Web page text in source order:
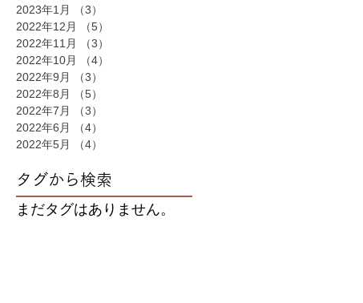
2023年1月
（3）
2022年12月
（5）
2022年11月
（3）
2022年10月
（4）
2022年9月
（3）
2022年8月
（5）
2022年7月
（3）
2022年6月
（4）
2022年5月
（4）
タグから検索
まだタグはありません。